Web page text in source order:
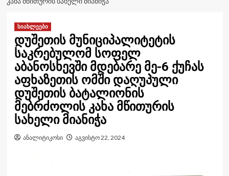
სიახლეები
დუშეთის მუნიციპალიტეტის
საკრებულომ სოფელ
აბანოსხევში მდებარე მე-6 ქუჩას
აფხაზეთის ომში დაღუპული
დუშეთის ბატალიონის
მებრძოლის კახა მწითურის
სახელი მიანიჭა
ანალიტიკოსი აგვისტო 22, 2024